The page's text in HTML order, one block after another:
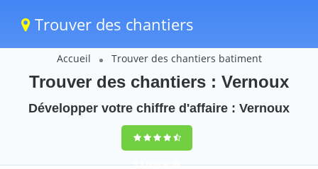
Trouver des chantiers
Accueil Trouver des chantiers batiment
Trouver des chantiers : Vernoux
Développer votre chiffre d'affaire : Vernoux
9,5(100%)40